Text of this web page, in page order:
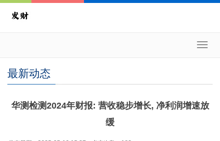
最新动态
华测检测2024年财报: 营收稳步增长, 净利润增速放
缓